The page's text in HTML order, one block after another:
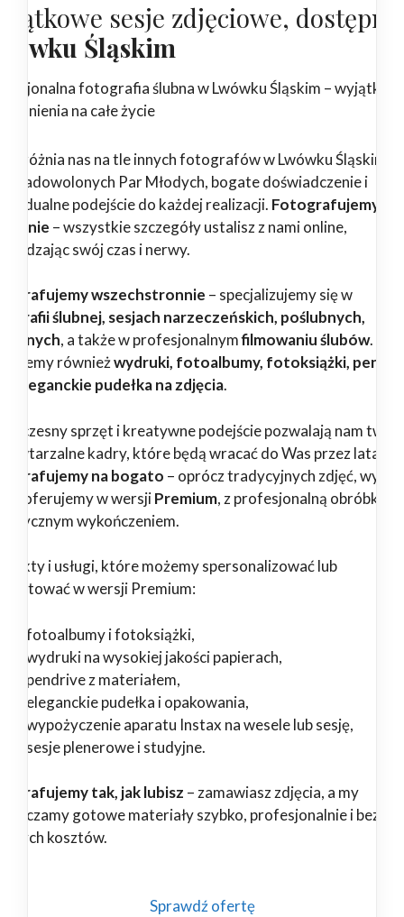
sesje zdjęciowe,
Śląskim
fotografia ślubna w Lwówku Śląskim –
na całe życie
nas na tle innych fotografów w Lwówku Śląskim?
zadowolonych Par Młodych, bogate doświadczenie i
podejście do każdej realizacji. Fotografujemy
– wszystkie szczegóły ustalisz z nami online,
swój czas i nerwy.
wszechstronnie – specjalizujemy się w
ślubnej, sesjach narzeczeńskich, poślubnych,
, a także w profesjonalnymfilmowaniu ślubów.
równieżwydruki, fotoalbumy, fotoksiążki,
eleganckie pudełka na zdjęcia.
sprzęt i kreatywne podejście pozwalają nam
kadry, które będą wracać do Was przez lata.
na bogato – oprócz tradycyjnych zdjęć,
oferujemy w wersjiPremium, z profesjonalną obróbką i
wykończeniem.
i usługi, które możemy spersonalizować lub
w wersji Premium:
fotoalbumy i fotoksiążki,
wydruki na wysokiej jakości papierach,
pendrive z materiałem,
eleganckie pudełka i opakowania,
wypożyczenie aparatu Instax na wesele lub sesję,
sesje plenerowe i studyjne.
tak, jak lubisz – zamawiasz zdjęcia, a my
gotowe materiały szybko, profesjonalnie i bez
kosztów.
Sprawdź ofertę